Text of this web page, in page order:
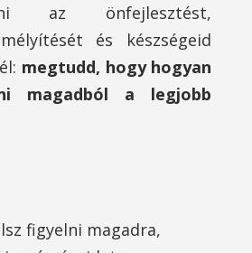
az önfejlesztést,
és készségeid
megtudd, hogy hogyan
magadból a legjobb
figyelni magadra,